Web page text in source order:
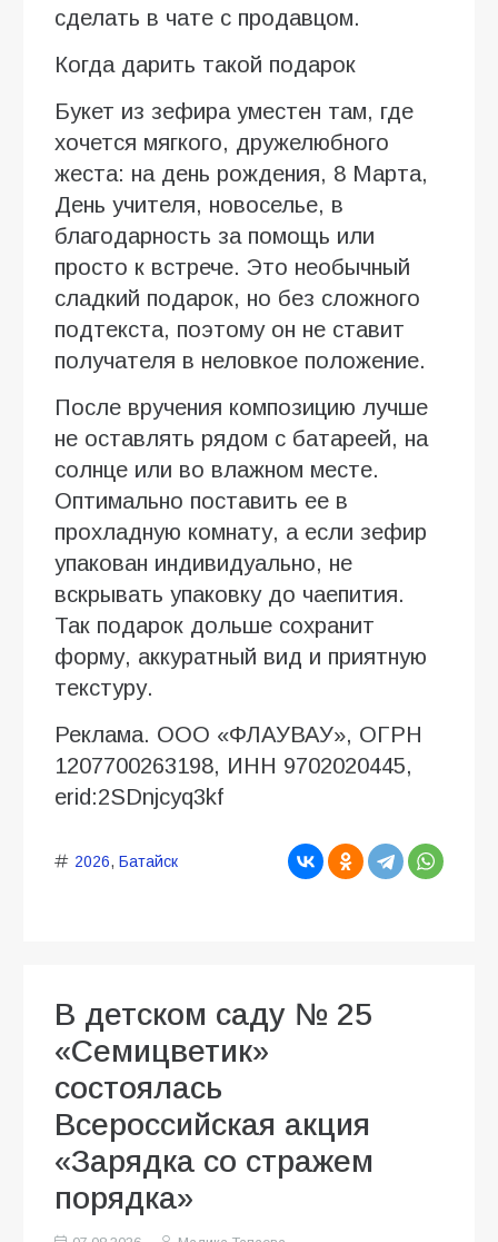
сделать в чате с продавцом.
Когда дарить такой подарок
Букет из зефира уместен там, где
хочется мягкого, дружелюбного
жеста: на день рождения, 8 Марта,
День учителя, новоселье, в
благодарность за помощь или
просто к встрече. Это необычный
сладкий подарок, но без сложного
подтекста, поэтому он не ставит
получателя в неловкое положение.
После вручения композицию лучше
не оставлять рядом с батареей, на
солнце или во влажном месте.
Оптимально поставить ее в
прохладную комнату, а если зефир
упакован индивидуально, не
вскрывать упаковку до чаепития.
Так подарок дольше сохранит
форму, аккуратный вид и приятную
текстуру.
Реклама. ООО «ФЛАУВАУ», ОГРН
1207700263198, ИНН 9702020445,
erid:2SDnjcyq3kf
2026, Батайск
В детском саду № 25
«Семицветик»
состоялась
Всероссийская акция
«Зарядка со стражем
порядка»